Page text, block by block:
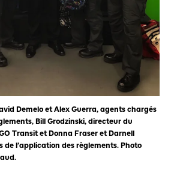
Demelo et Alex Guerra, agents chargés
Bill Grodzinski, directeur du
Transit et Donna Fraser et Darnell
de l’application des règlements. Photo